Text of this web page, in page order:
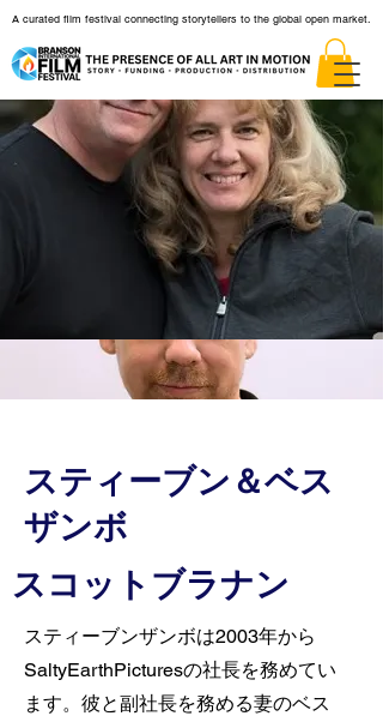
A curated film festival connecting storytellers to the global open market.
スティーブン＆ベス
ザンボ
スコットブラナン
スティーブンザンボは2003年から
SaltyEarthPicturesの社長を務めてい
ます。彼と副社長を務める妻のベス